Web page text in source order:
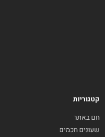
קטגוריות
חם באתר
שעונים חכמים